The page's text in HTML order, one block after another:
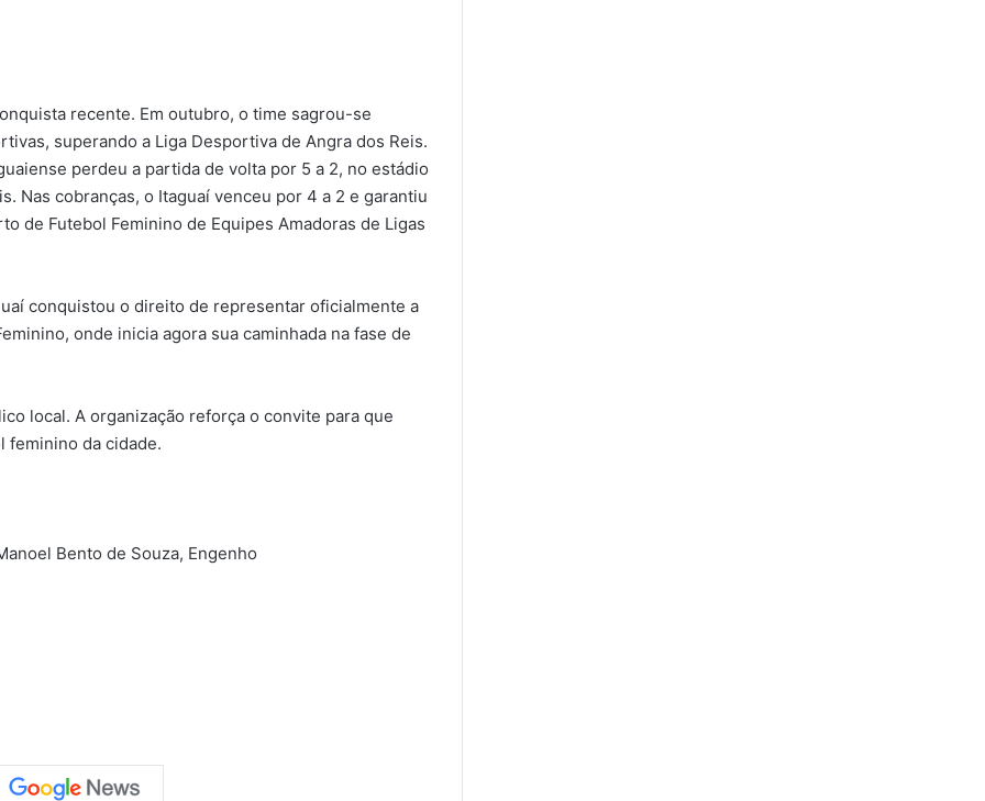
recente. Em outubro, o time sagrou-se
superando a Liga Desportiva de Angra dos Reis.
perdeu a partida de volta por 5 a 2, no estádio
Nas cobranças, o Itaguaí venceu por 4 a 2 e garantiu
de Futebol Feminino de Equipes Amadoras de Ligas
conquistou o direito de representar oficialmente a
onde inicia agora sua caminhada na fase de
local. A organização reforça o convite para que
feminino da cidade.
Bento de Souza, Engenho